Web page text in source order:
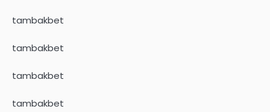
tambakbet
tambakbet
tambakbet
tambakbet